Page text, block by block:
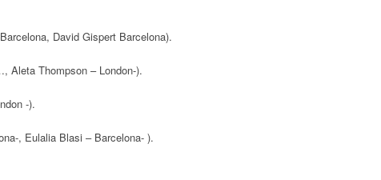
David Gispert Barcelona).
Aleta Thompson – London-).
-).
, Eulalia Blasi – Barcelona- ).